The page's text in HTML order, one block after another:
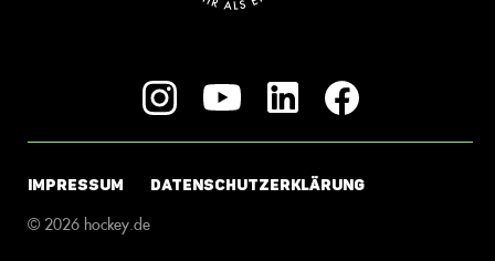
IMPRESSUM DATENSCHUTZERKLÄRUNG
© 2026 hockey.de